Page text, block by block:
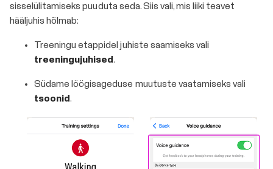
sisselülitamiseks puuduta seda. Siis vali, mis liiki teavet
hääljuhis hõlmab:
Treeningu etappidel juhiste saamiseks vali
treeningujuhised .
Südame löögisageduse muutuste vaatamiseks vali
tsoonid .